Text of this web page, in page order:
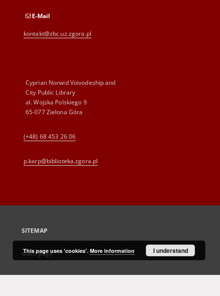
E-Mail
kontakt@zbc.uz.zgora.pl
Cyprian Norwid Voivodeship and
City Public Library
al. Wojska Polskiego 9
65-077 Zielona Góra
(+48) 68 453 26 06
p.karp@biblioteka.zgora.pl
SITEMAP
Main page
This page uses 'cookies'. More information I understand